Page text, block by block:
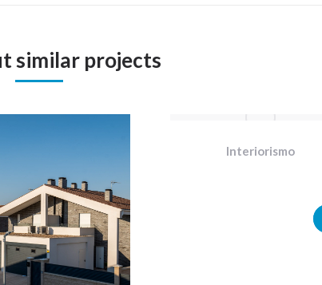
similar projects
Interiorismo